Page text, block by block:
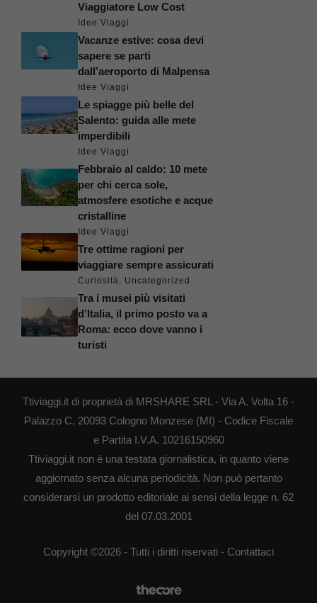
Viaggiatore Low Cost
Idee Viaggi
Vacanze estive: cosa devi
sapere se parti
dall’aeroporto di Malpensa
Idee Viaggi
Le spiagge più belle del
Salento: guida alle mete
imperdibili
Idee Viaggi
Febbraio al caldo: 10 mete
per chi cerca sole,
atmosfere esotiche e acque
cristalline
Idee Viaggi
Tre ottime ragioni per
viaggiare sempre assicurati
Curiosità, Uncategorized
Tra i musei più visitati
d’Italia, il primo posto va a
Roma: ecco dove vanno i
turisti
Ttiviaggi.it di proprietà di MRSHARE SRL - Via A. Volta 16 -
Palazzo C, 20093 Cologno Monzese (MI) - Codice Fiscale
e Partita I.V.A. 10216150960
Ttiviaggi.it non è una testata giornalistica, in quanto viene
aggiornato senza alcuna periodicità. Non può pertanto
considerarsi un prodotto editoriale ai sensi della legge n. 62
del 07.03.2001
Copyright ©2026 - Tutti i diritti riservati - Contattaci